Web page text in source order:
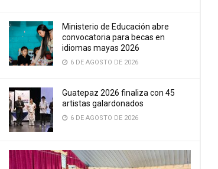
Ministerio de Educación abre
convocatoria para becas en
idiomas mayas 2026
6 DE AGOSTO DE 2026
Guatepaz 2026 finaliza con 45
artistas galardonados
6 DE AGOSTO DE 2026